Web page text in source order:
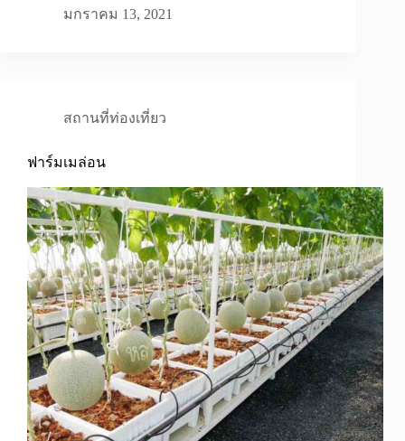
มกราคม 13, 2021
สถานที่ท่องเที่ยว
ฟาร์มเมล่อน